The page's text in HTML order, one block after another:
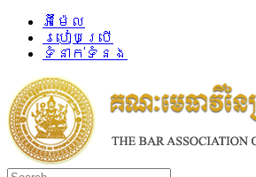
អ៊ីម៉ែល
របៀបប្រើ
ទំនាក់ទំនង